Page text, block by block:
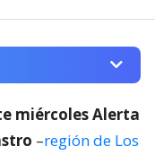
miércoles Alerta
–región de Los